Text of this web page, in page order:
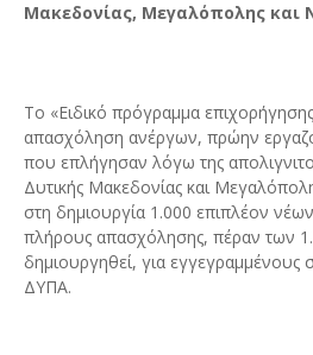
Μακεδονίας, Μεγαλόπολης και
Το «Ειδικό πρόγραμμα
απασχόληση ανέργων, πρώην
που επλήγησαν λόγω της
Δυτικής Μακεδονίας και
στη δημιουργία 1.000 επιπλέον
πλήρους απασχόλησης, πέραν των
δημιουργηθεί, για εγγεγραμμένους
ΔΥΠΑ.